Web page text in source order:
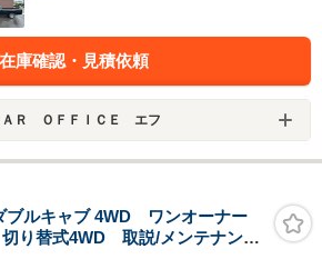
在庫確認・見積依頼
Ｒ ＯＦＦＩＣＥ エフ
ブルキャブ 4WD ワンオーナー
り替式4WD 取説/メンテナンス
ーン ガソリン車 キーレスキ